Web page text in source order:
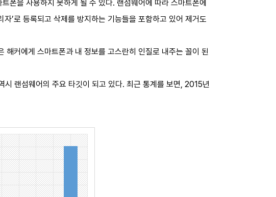
폰을 사용하지 못하게 될 수 있다. 랜섬웨어에 따라 스마트폰에
’로 등록되고 삭제를 방지하는 기능들을 포함하고 있어 제거도
커에게 스마트폰과 내 정보를 고스란히 인질로 내주는 꼴이 된
랜섬웨어의 주요 타깃이 되고 있다. 최근 통계를 보면, 2015년